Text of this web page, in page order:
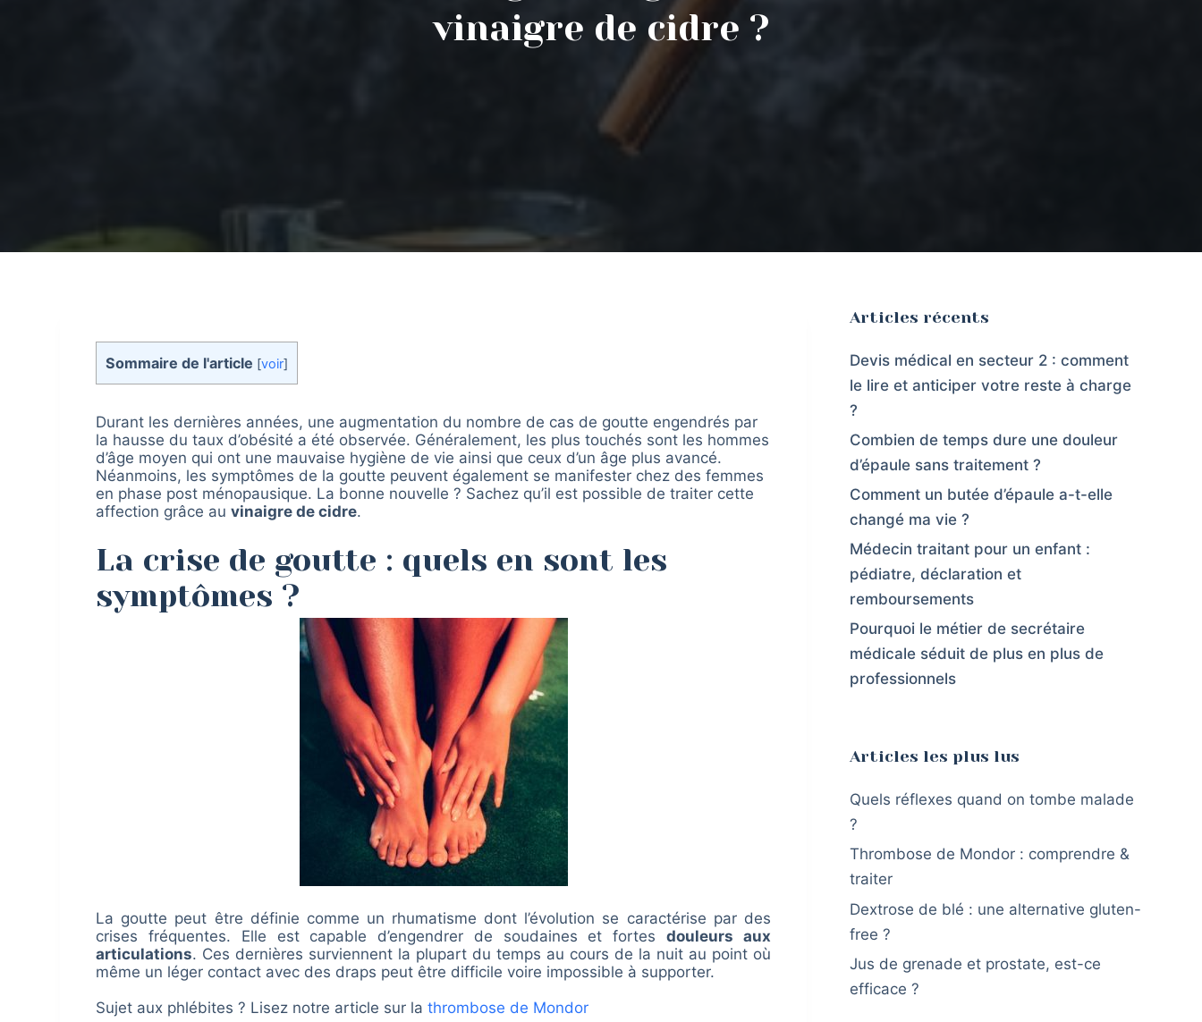
vinaigre de cidre ?
Sommaire de l'article [voir]
Durant les dernières années, une augmentation du nombre de cas de goutte engendrés par
la hausse du taux d’obésité a été observée. Généralement, les plus touchés sont les hommes
d’âge moyen qui ont une mauvaise hygiène de vie ainsi que ceux d’un âge plus avancé.
Néanmoins, les symptômes de la goutte peuvent également se manifester chez des femmes
en phase post ménopausique. La bonne nouvelle ? Sachez qu’il est possible de traiter cette
affection grâce auvinaigre de cidre.
La crise de goutte : quels en sont les
symptômes ?
La goutte peut être définie comme un rhumatisme dont l’évolution se caractérise par des
crises fréquentes. Elle est capable d’engendrer de soudaines et fortesdouleurs aux
articulations. Ces dernières surviennent la plupart du temps au cours de la nuit au point où
même un léger contact avec des draps peut être difficile voire impossible à supporter.
Sujet aux phlébites ? Lisez notre article sur lathrombose de Mondor
Articles récents
Devis médical en secteur 2 : comment
le lire et anticiper votre reste à charge
?
Combien de temps dure une douleur
d’épaule sans traitement ?
Comment un butée d’épaule a-t-elle
changé ma vie ?
Médecin traitant pour un enfant :
pédiatre, déclaration et
remboursements
Pourquoi le métier de secrétaire
médicale séduit de plus en plus de
professionnels
Articles les plus lus
Quels réflexes quand on tombe malade
?
Thrombose de Mondor : comprendre &
traiter
Dextrose de blé : une alternative gluten-
free ?
Jus de grenade et prostate, est-ce
efficace ?